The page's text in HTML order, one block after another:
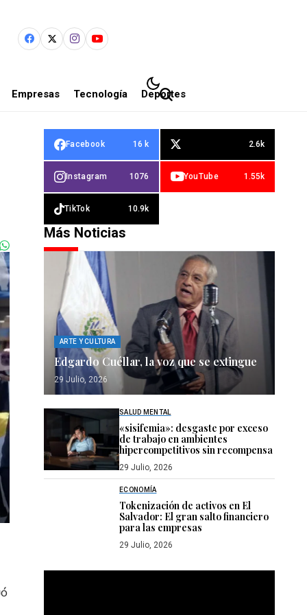
Empresas Tecnología Deportes
Facebook 16 k 2.6k
Instagram 1076 YouTube 1.55k
TikTok 10.9k
Más Noticias
ARTE Y CULTURA
Edgardo Cuéllar, la voz que se extingue
29 Julio, 2026
SALUD MENTAL
«sisifemia»: desgaste por exceso
de trabajo en ambientes
hipercompetitivos sin recompensa
29 Julio, 2026
ECONOMÍA
Tokenización de activos en El
Salvador: El gran salto financiero
para las empresas
29 Julio, 2026